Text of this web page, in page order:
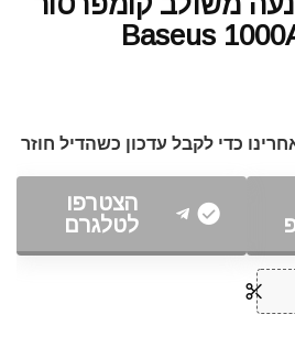
כדי לקבל עדכון כשהדיל חוזר
הצטרפו
לטלגרם